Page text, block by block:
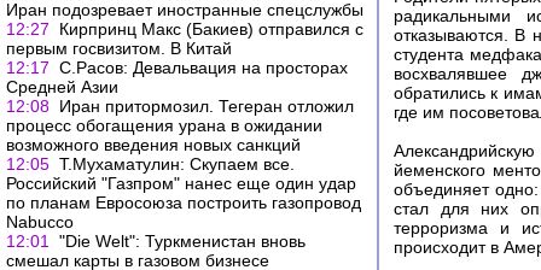
Иран подозревает иностранные спецслужбы
12:27
Кирпринц Макс (Бакиев) отправился с
первым госвизитом. В Китай
12:17 С.Расов: Девальвация на просторах
Средней Азии
12:08 Иран притормозил. Тегеран отложил
процесс обогащения урана в ожидании
возможного введения новых санкций
12:05 Т.Мухаматулин: Скупаем все.
Российский "Газпром" нанес еще один удар
по планам Евросоюза построить газопровод
Nabucco
12:01
"Die Welt": Туркменистан вновь
смешал карты в газовом бизнесе
радикальными
отказываются. В
студента
восхвалявшее
обратились к
где им
йеменского
объединяет
стал для них
терроризма и
происходит в